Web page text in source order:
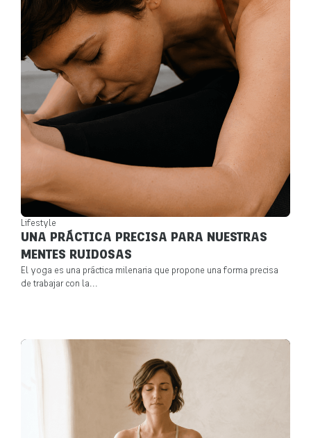
Lifestyle
UNA PRÁCTICA PRECISA PARA NUESTRAS
MENTES RUIDOSAS
El yoga es una práctica milenaria que propone una forma precisa
de trabajar con la...